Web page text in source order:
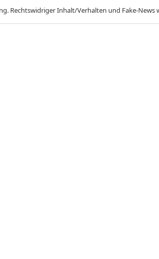
Rechtswidriger Inhalt/Verhalten und Fake-